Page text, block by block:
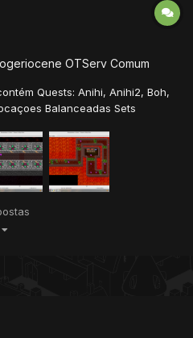
OTServ Comum
Quests: Anihi, Anihi2, Boh,
Balanceadas Sets
PLayer Level 150 Server Fast
incluind...